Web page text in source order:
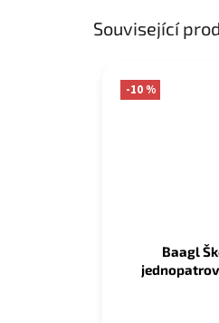
Související
-10 %
Baagl